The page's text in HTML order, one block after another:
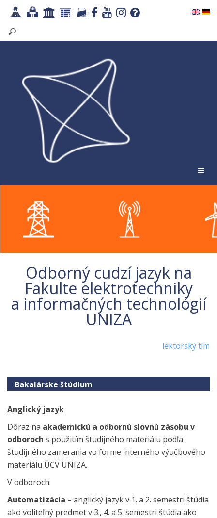
Odborný cudzí jazyk na
Fakulte elektrotechniky
a informačných technológií
UNIZA
lektorský tím
Bakalárske štúdium
Anglický jazyk
Dôraz na akademickú a odbornú slovnú zásobu v
odboroch s použitím študijného materiálu podľa
študijného zamerania vo forme interného výučbového
materiálu ÚCV UNIZA.
V odboroch:
Automatizácia – anglický jazyk v 1. a 2. semestri štúdia
ako voliteľný predmet v 3., 4. a 5. semestri štúdia ako